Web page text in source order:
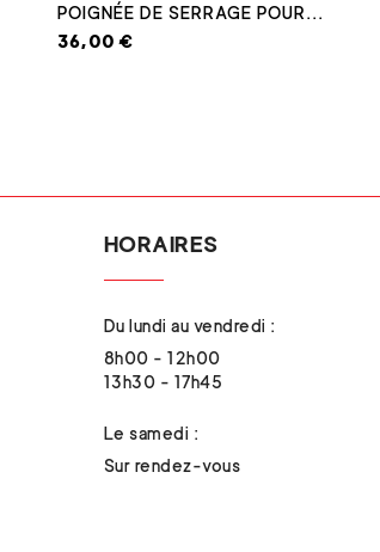
POIGNÉE DE SERRAGE POUR...
36,00 €
HORAIRES
Du lundi au vendredi :
8h00 - 12h00
13h30 - 17h45
Le samedi :
Sur rendez-vous